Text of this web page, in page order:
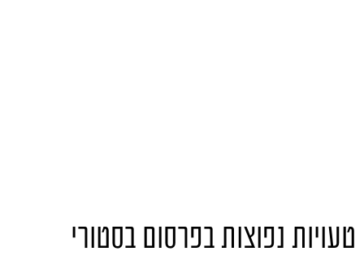
טעויות נפוצות בפרסום בסטורי